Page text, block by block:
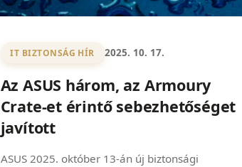
IT BIZTONSÁG HÍR 2025. 10. 17.
Az ASUS három, az Armoury
Crate-et érintő sebezhetőséget
javított
ASUS 2025. október 13-án új biztonsági